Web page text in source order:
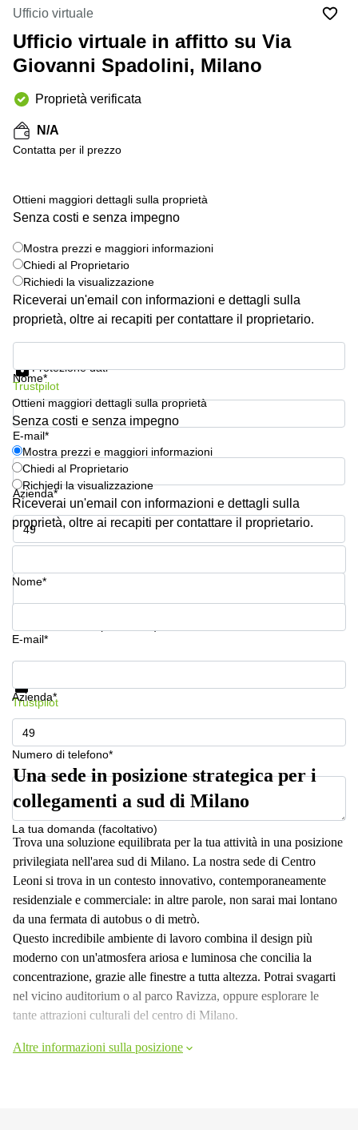
Brescia
Pescara
Verona
Catania
Bologna
Bergamo
Napoli
affitto a
Pescara
Coworking
Lombardy
Business
Toscana
Business
Business
Roma
Coworking
Campania
Coworking
Cagliari
Pescara
Coworking
Brescia
Affitto
Business
Centers
a
Treviso
Affitto
Business
Centers
in
a
Sale
Meeting
a
Firenze
Coworking
in affitto su
Via Cipro,
Brescia
Affitto
Ufficio
Coworking
a Vicenza
Affitto
Business
Centers
a Como
+ 4 foto
Ufficio virtuale
Ufficio virtuale in affitto su Via
Giovanni Spadolini, Milano
Proprietà verificata
N/A
Сontatta per il prezzo
Ottieni maggiori dettagli sulla proprietà
Senza costi e senza impegno
Mostra prezzi e maggiori informazioni
Chiedi al Proprietario
Richiedi la visualizzazione
Riceverai un'email con informazioni e dettagli sulla
proprietà, oltre ai recapiti per contattare il proprietario.
Nome*
E-mail*
Azienda*
Numero di telefono*
Protezione dati
Trustpilot
Ottieni maggiori dettagli sulla proprietà
Senza costi e senza impegno
Mostra prezzi e maggiori informazioni
Chiedi al Proprietario
Richiedi la visualizzazione
Riceverai un'email con informazioni e dettagli sulla
proprietà, oltre ai recapiti per contattare il proprietario.
Nome*
E-mail*
Azienda*
Numero di telefono*
La tua domanda (facoltativo)
Mostra prezzi e maggiori informazioni
Trustpilot
Una sede in posizione strategica per i
collegamenti a sud di Milano
Trova una soluzione equilibrata per la tua attività in una posizione
privilegiata nell'area sud di Milano. La nostra sede di Centro
Leoni si trova in un contesto innovativo, contemporaneamente
residenziale e commerciale: in altre parole, non sarai mai lontano
da una fermata di autobus o di metrò.
Questo incredibile ambiente di lavoro combina il design più
moderno con un'atmosfera ariosa e luminosa che concilia la
concentrazione, grazie alle finestre a tutta altezza. Potrai svagarti
nel vicino auditorium o al parco Ravizza, oppure esplorare le
tante attrazioni culturali del centro di Milano.
Altre informazioni sulla posizione